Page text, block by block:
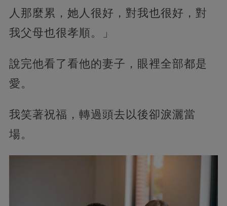
人那麼累，她人很好，對我也很好，對
我父母也很孝順。」
說完他看了看他的妻子，眼裡全部都是
愛。
我笑著祝福，轉過頭去以後卻淚灑當
場。